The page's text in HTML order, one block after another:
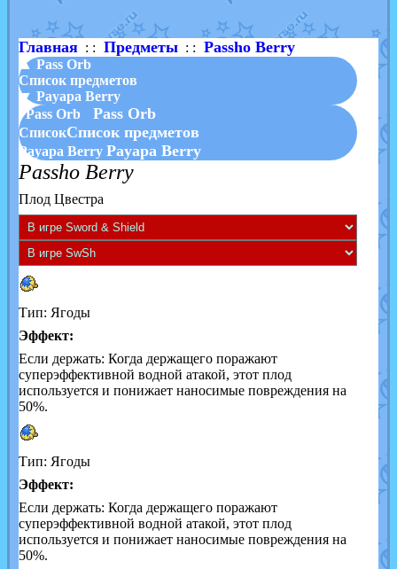
Главная: : Предметы: : Passho Berry
▲ Pass Orb
Список предметов
▼ Payapa Berry
Pass Orb
Pass Orb
СписокСписок предметов
Payapa Berry Payapa Berry
Passho Berry
Плод Цвестра
Тип: Ягоды
Эффект:
Если держать: Когда держащего поражают
суперэффективной водной атакой, этот плод
используется и понижает наносимые повреждения на
50%.
Тип: Ягоды
Эффект:
Если держать: Когда держащего поражают
суперэффективной водной атакой, этот плод
используется и понижает наносимые повреждения на
50%.